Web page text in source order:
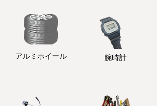
アルミホイール ​腕時計